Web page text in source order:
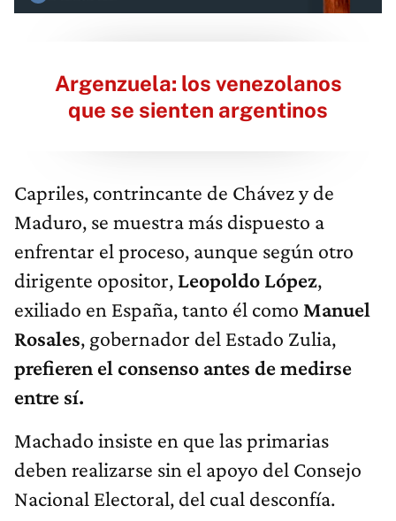
Argenzuela: los venezolanos
que se sienten argentinos
Capriles, contrincante de Chávez y de
Maduro, se muestra más dispuesto a
enfrentar el proceso, aunque según otro
dirigente opositor, Leopoldo López,
exiliado en España, tanto él como Manuel
Rosales, gobernador del Estado Zulia,
prefieren el consenso antes de medirse
entre sí.
Machado insiste en que las primarias
deben realizarse sin el apoyo del Consejo
Nacional Electoral, del cual desconfía.